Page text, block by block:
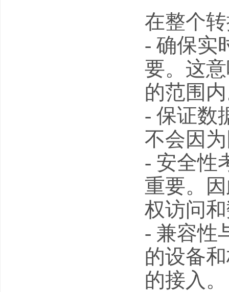
在整个
- 确保实
要。这
的范围
- 保证数
不会因
- 安全性
重要。
权访问
- 兼容性
的设备
的接入。